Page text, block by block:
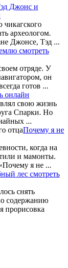
Джонс и
чикагского
археологом.
Джонсе, Тэд ...
смотреть
отряде. У
он
готов ...
онлайн
свою жизнь
Спарки. Но
...
Почему я не
когда на
и мамонты.
я не ...
лес смотреть
снять
содержанию
прорисовка